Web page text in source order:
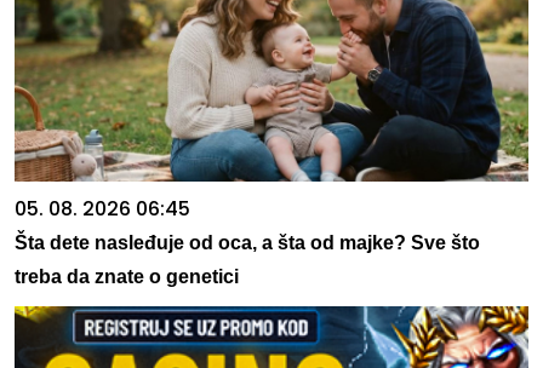
05. 08. 2026 06:45
Šta dete nasleđuje od oca, a šta od majke? Sve što
treba da znate o genetici